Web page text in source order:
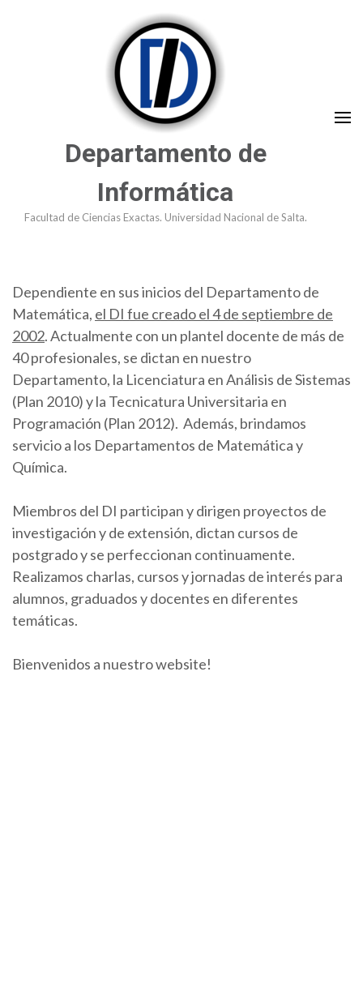
Departamento de
Informática
Facultad de Ciencias Exactas. Universidad Nacional de Salta.
Dependiente en sus inicios del Departamento de
Matemática, el DI fue creado el 4 de septiembre de
2002. Actualmente con un plantel docente de más de
40 profesionales, se dictan en nuestro
Departamento, la Licenciatura en Análisis de Sistemas
(Plan 2010) y la Tecnicatura Universitaria en
Programación (Plan 2012). Además, brindamos
servicio a los Departamentos de Matemática y
Química.
Miembros del DI participan y dirigen proyectos de
investigación y de extensión, dictan cursos de
postgrado y se perfeccionan continuamente.
Realizamos charlas, cursos y jornadas de interés para
alumnos, graduados y docentes en diferentes
temáticas.
Bienvenidos a nuestro website!